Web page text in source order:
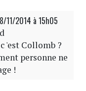
11/2014 à 15h05
'est Collomb ?
personne ne
!